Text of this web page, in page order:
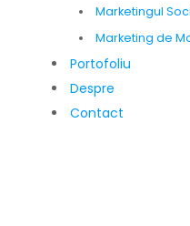
Marketingul
Marketing de
Portofoliu
Despre
Contact